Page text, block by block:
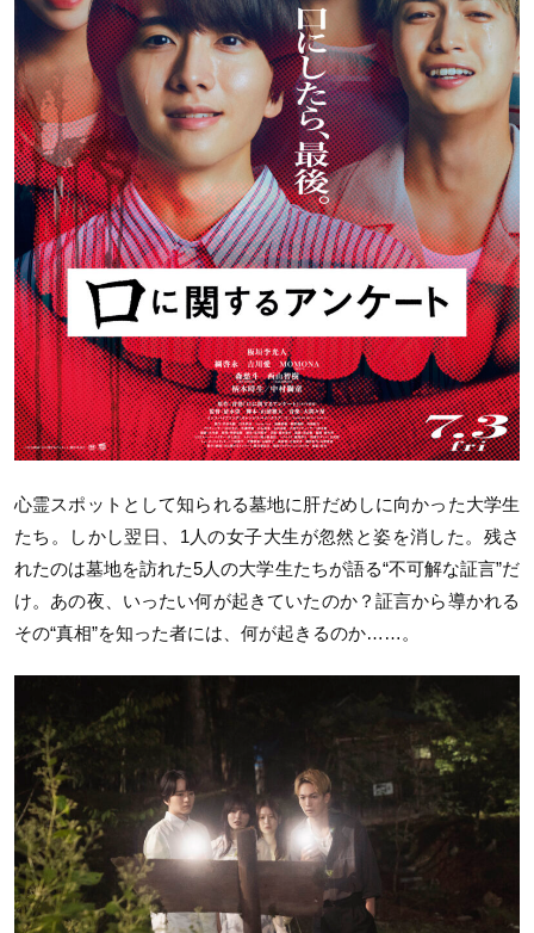
心霊スポットとして知られる墓地に肝だめしに向かった大学生
たち。しかし翌日、 1 人の女子大生が忽然と姿を消した。残さ
れたのは墓地を訪れた5人の大学生たちが語る“不可解な証言”だ
け。あの夜、いったい何が起きていたのか？証言から導かれる
その“真相”を知った者には、何が起きるのか……。